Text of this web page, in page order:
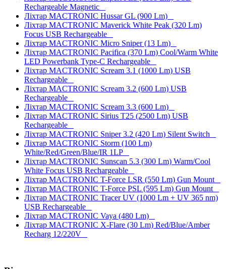
Rechargeable Magnetic
Ліхтар MACTRONIC Hussar GL (900 Lm)
Ліхтар MACTRONIC Maverick White Peak (320 Lm)
Focus USB Rechargeable
Ліхтар MACTRONIC Micro Sniper (13 Lm)
Ліхтар MACTRONIC Pacifica (370 Lm) Cool/Warm White
LED Powerbank Type-C Rechargeable
Ліхтар MACTRONIC Scream 3.1 (1000 Lm) USB
Rechargeable
Ліхтар MACTRONIC Scream 3.2 (600 Lm) USB
Rechargeable
Ліхтар MACTRONIC Scream 3.3 (600 Lm)
Ліхтар MACTRONIC Sirius T25 (2500 Lm) USB
Rechargeable
Ліхтар MACTRONIC Sniper 3.2 (420 Lm) Silent Switch
Ліхтар MACTRONIC Storm (100 Lm)
White/Red/Green/Blue/IR 1LP
Ліхтар MACTRONIC Sunscan 5.3 (300 Lm) Warm/Cool
White Focus USB Rechargeable
Ліхтар MACTRONIC T-Force LSR (550 Lm) Gun Mount
Ліхтар MACTRONIC T-Force PSL (595 Lm) Gun Mount
Ліхтар MACTRONIC Tracer UV (1000 Lm + UV 365 nm)
USB Rechargeable
Ліхтар MACTRONIC Vaya (480 Lm)
Ліхтар MACTRONIC X-Flare (30 Lm) Red/Blue/Amber
Recharg 12/220V